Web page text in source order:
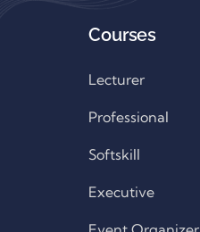
Courses
Lecturer
Professional
Softskill
Executive